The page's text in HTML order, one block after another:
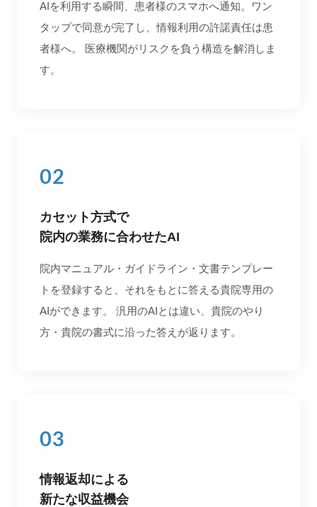
AIを利用する瞬間、患者様のスマホへ通知。ワン
タップで同意が完了し、情報利用の許諾責任は患
者様へ。 医療機関がリスクを負う構造を解消しま
す。
02
カセット方式で
院内の業務に合わせたAI
院内マニュアル・ガイドライン・文書テンプレー
トを登録すると、それをもとに答える貴院専用の
AIができます。 汎用のAIとは違い、貴院のやり
方・貴院の書式に沿った答えが返ります。
03
情報返却による
新たな収益機会